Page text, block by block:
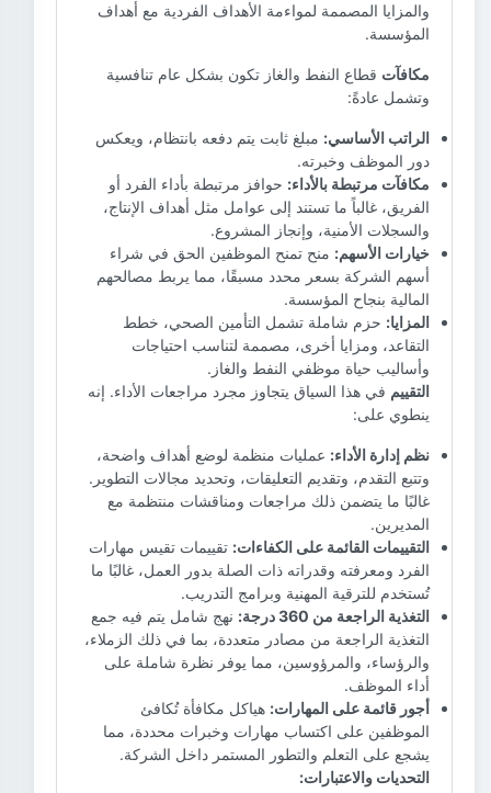
والمزايا المصممة لمواءمة الأهداف الفردية مع أهداف
المؤسسة.
مكافآت قطاع النفط والغاز تكون بشكل عام تنافسية
وتشمل عادةً:
الراتب الأساسي: مبلغ ثابت يتم دفعه بانتظام، ويعكس
دور الموظف وخبرته.
مكافآت مرتبطة بالأداء: حوافز مرتبطة بأداء الفرد أو
الفريق، غالباً ما تستند إلى عوامل مثل أهداف الإنتاج،
والسجلات الأمنية، وإنجاز المشروع.
خيارات الأسهم: منح تمنح الموظفين الحق في شراء
أسهم الشركة بسعر محدد مسبقًا، مما يربط مصالحهم
المالية بنجاح المؤسسة.
المزايا: حزم شاملة تشمل التأمين الصحي، خطط
التقاعد، ومزايا أخرى، مصممة لتناسب احتياجات
وأساليب حياة موظفي النفط والغاز.
التقييم في هذا السياق يتجاوز مجرد مراجعات الأداء. إنه
ينطوي على:
نظم إدارة الأداء: عمليات منظمة لوضع أهداف واضحة،
وتتبع التقدم، وتقديم التعليقات، وتحديد مجالات التطوير.
غالبًا ما يتضمن ذلك مراجعات ومناقشات منتظمة مع
المديرين.
التقييمات القائمة على الكفاءات: تقييمات تقيس مهارات
الفرد ومعرفته وقدراته ذات الصلة بدور العمل، غالبًا ما
تُستخدم للترقية المهنية وبرامج التدريب.
التغذية الراجعة من 360 درجة:
نهج شامل يتم فيه جمع
التغذية الراجعة من مصادر متعددة، بما في ذلك الزملاء،
والرؤساء، والمرؤوسين، مما يوفر نظرة شاملة على
أداء الموظف.
أجور قائمة على المهارات: هياكل مكافأة تُكافئ
الموظفين على اكتساب مهارات وخبرات محددة، مما
يشجع على التعلم والتطور المستمر داخل الشركة.
التحديات والاعتبارات: